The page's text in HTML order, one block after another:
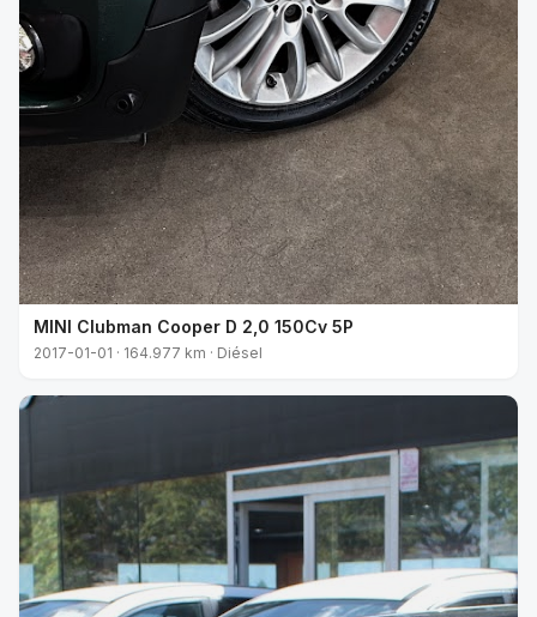
MINI Clubman Cooper D 2,0 150Cv 5P
2017-01-01 · 164.977 km · Diésel